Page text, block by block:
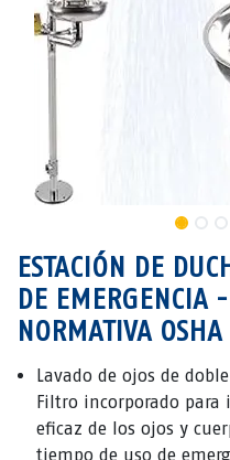
ESTACIÓN DE
DE EMERGENCIA
NORMATIVA OSHA
Lavado de ojos de
Filtro incorporado para
eficaz de los ojos y
tiempo de uso de